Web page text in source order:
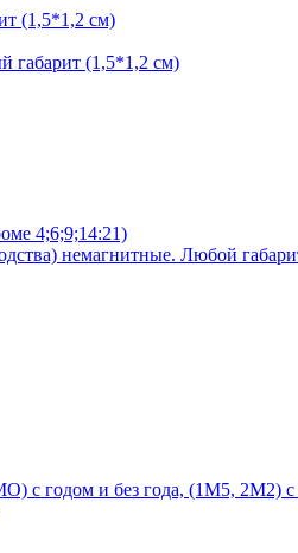
(1,5*1,2 см)
габарит (1,5*1,2 см)
4;6;9;14:21)
немагнитные. Любой
годом и без года, (1М5, 2М2) с